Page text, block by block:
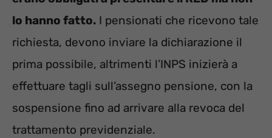
lo hanno fatto. I pensionati che ricevono tale
richiesta, devono inviare la dichiarazione il
prima possibile, altrimenti l’INPS inizierà a
effettuare tagli sull’assegno pensione, con la
sospensione fino ad arrivare alla revoca del
trattamento previdenziale.